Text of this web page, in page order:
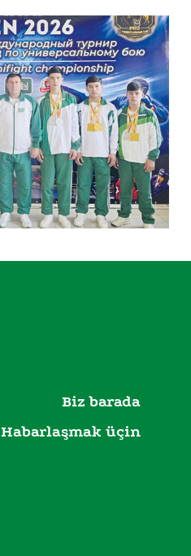
Biz barada
Habarlaşmak üçin